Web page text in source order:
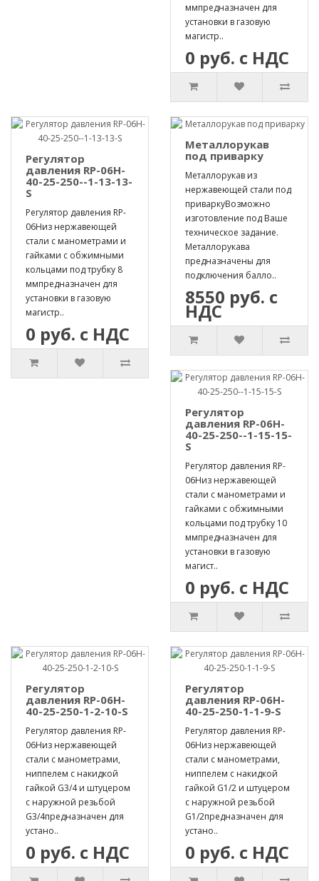
ммпредназначен для
установки в газовую
магистр..
0 руб. с НДС
Регулятор
давления RP-06H-
40-25-250--1-13-13-
S
Регулятор давления RP-
06Hиз нержавеющей
стали с манометрами и
гайками с обжимными
кольцами под трубку 8
ммпредназначен для
установки в газовую
магистр..
0 руб. с НДС
Металлорукав
под приварку
Металлорукав из
нержавеющей стали под
приваркуВозможно
изготовление под Ваше
техническое задание.
Металлорукава
предназначены для
подключения балло..
8550 руб. с
НДС
Регулятор
давления RP-06H-
40-25-250--1-15-15-
S
Регулятор давления RP-
06Hиз нержавеющей
стали с манометрами и
гайками с обжимными
кольцами под трубку 10
ммпредназначен для
установки в газовую
магист..
0 руб. с НДС
Регулятор
давления RP-06H-
40-25-250-1-2-10-S
Регулятор давления RP-
06Hиз нержавеющей
стали с манометрами,
ниппелем с накидкой
гайкой G3/4 и штуцером
с наружной резьбой
G3/4предназначен для
устано..
0 руб. с НДС
Регулятор
давления RP-06H-
40-25-250-1-1-9-S
Регулятор давления RP-
06Hиз нержавеющей
стали с манометрами,
ниппелем с накидкой
гайкой G1/2 и штуцером
с наружной резьбой
G1/2предназначен для
устано..
0 руб. с НДС